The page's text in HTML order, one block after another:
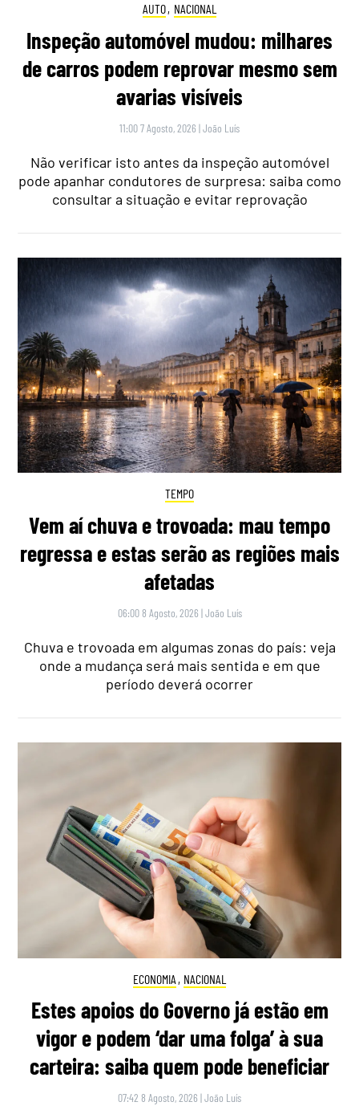
AUTO, NACIONAL
Inspeção automóvel mudou: milhares
de carros podem reprovar mesmo sem
avarias visíveis
11:00 7 Agosto, 2026 |João Luís
Não verificar isto antes da inspeção automóvel
pode apanhar condutores de surpresa: saiba como
consultar a situação e evitar reprovação
TEMPO
Vem aí chuva e trovoada: mau tempo
regressa e estas serão as regiões mais
afetadas
06:00 8 Agosto, 2026 |João Luís
Chuva e trovoada em algumas zonas do país: veja
onde a mudança será mais sentida e em que
período deverá ocorrer
ECONOMIA , NACIONAL
Estes apoios do Governo já estão em
vigor e podem ‘dar uma folga’ à sua
carteira: saiba quem pode beneficiar
07:42 8 Agosto, 2026 |João Luís